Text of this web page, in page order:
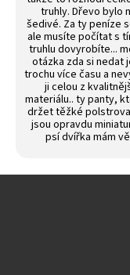
truhly. Dřevo bylo
šedivé. Za ty peníze
ale musíte počítat s
truhlu dovyrobíte...
otázka zda si nedat
trochu více času a
ji celou z
materiálu.. ty panty,
držet těžké
jsou opravdu
psí dvířka mám